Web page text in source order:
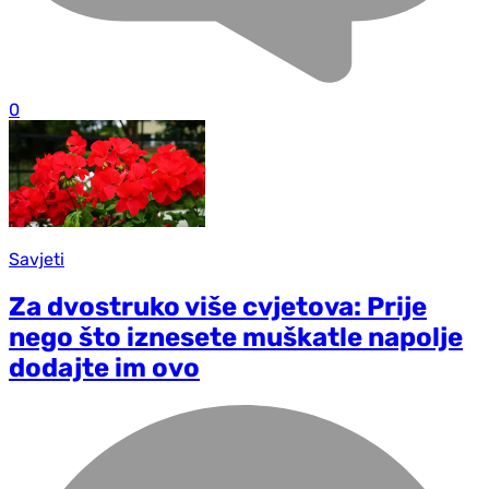
0
Savjeti
Za dvostruko više cvjetova: Prije
nego što iznesete muškatle napolje
dodajte im ovo